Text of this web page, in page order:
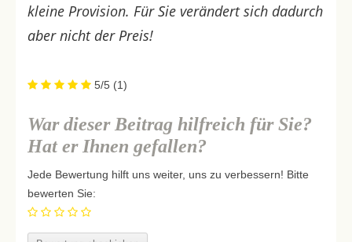
kleine Provision. Für Sie verändert sich dadurch
aber nicht der Preis!
5/5 (1)
War dieser Beitrag hilfreich für Sie?
Hat er Ihnen gefallen?
Jede Bewertung hilft uns weiter, uns zu verbessern! Bitte
bewerten Sie: